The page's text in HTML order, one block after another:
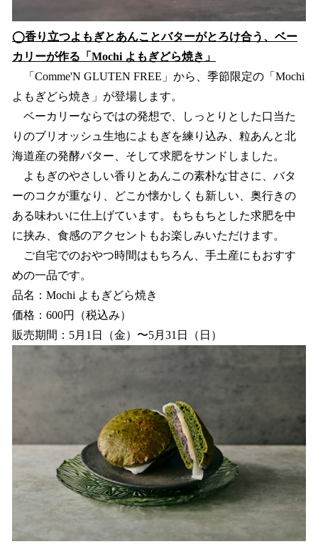
◯香り立つよもぎとあんことバターがとろけ合う、ベー
カリーが作る「Mochi よもぎどら焼き」
「Comme'N GLUTEN FREE」から、季節限定の「Mochi
よもぎどら焼き」が登場します。
ベーカリーならではの発想で、しっとりとした口当た
りのブリオッシュ生地によもぎを練り込み、粒あんと北
海道産の発酵バター、そして求肥をサンドしました。
よもぎのやさしい香りとあんこの素朴な甘さに、バタ
ーのコクが重なり、どこか懐かしくも新しい、奥行きの
ある味わいに仕上げています。もちもちとした求肥を中
に挟み、食感のアクセントもお楽しみいただけます。
ご自宅でのおやつ時間はもちろん、手土産にもおすす
めの一品です。
品名：Mochi よもぎどら焼き
価格：600円（税込み）
販売期間：5月1日（金）〜5月31日（日）